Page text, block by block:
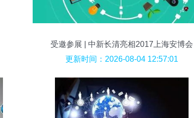
受邀参展 | 中新长清亮相2017上海安博会
推进互联网信息服务创新
更新时间：2026-08-04 12:57:01